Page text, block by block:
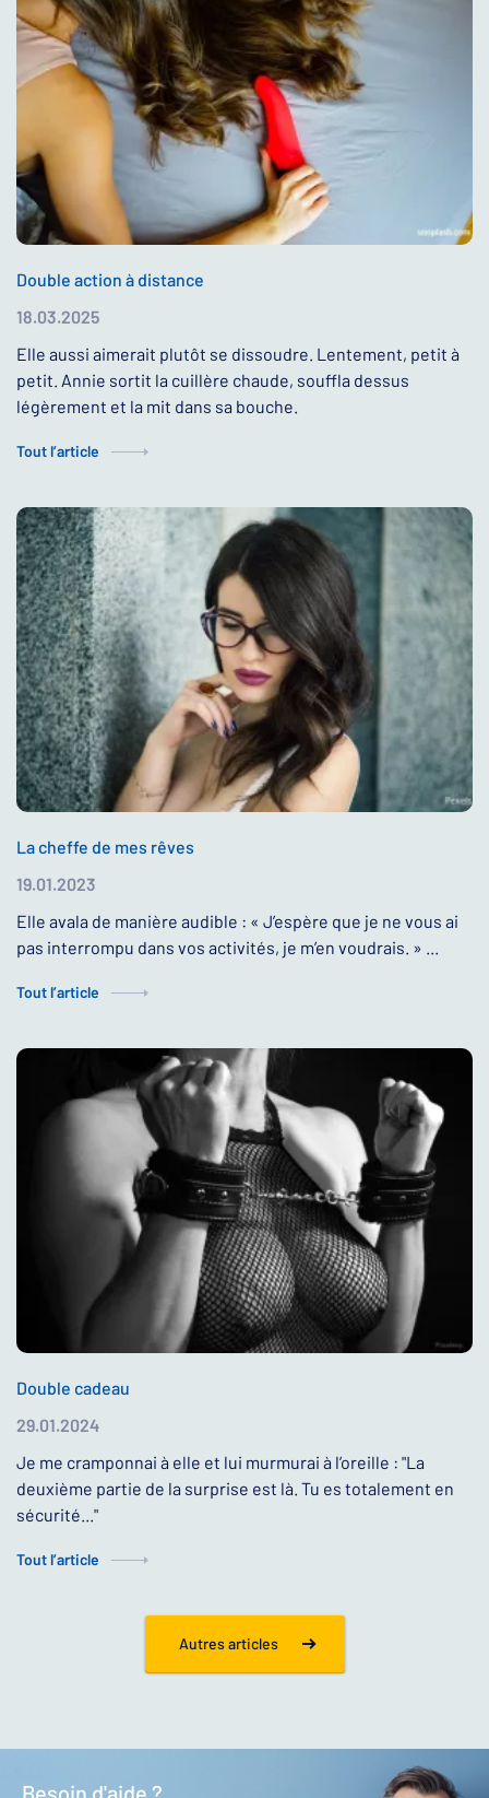
Double action à distance
18.03.2025
Elle aussi aimerait plutôt se dissoudre. Lentement, petit à
petit. Annie sortit la cuillère chaude, souffla dessus
légèrement et la mit dans sa bouche.
Tout l’article
La cheffe de mes rêves
19.01.2023
Elle avala de manière audible : « J’espère que je ne vous ai
pas interrompu dans vos activités, je m’en voudrais. » ...
Tout l’article
Double cadeau
29.01.2024
Je me cramponnai à elle et lui murmurai à l’oreille : "La
deuxième partie de la surprise est là. Tu es totalement en
sécurité..."
Tout l’article
Autres articles
Besoin d'aide ?